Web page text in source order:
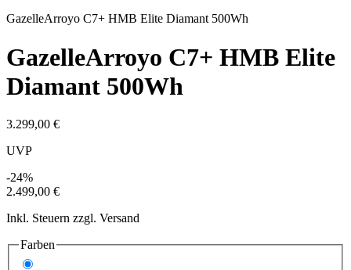
GazelleArroyo C7+ HMB Elite Diamant 500Wh
GazelleArroyo C7+ HMB Elite
Diamant 500Wh
3.299,00 €
UVP
-24%
2.499,00 €
Inkl. Steuern zzgl. Versand
Farben